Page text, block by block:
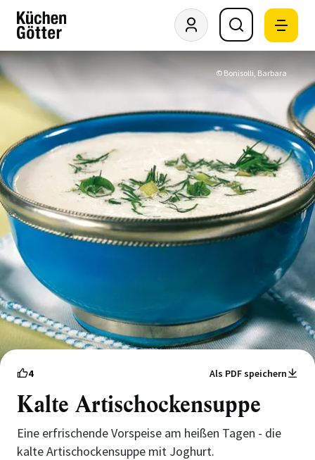
© Bonisolli, Barbara
4 Als PDF speichern
Kalte Artischockensuppe
Eine erfrischende Vorspeise am heißen Tagen - die
kalte Artischockensuppe mit Joghurt.